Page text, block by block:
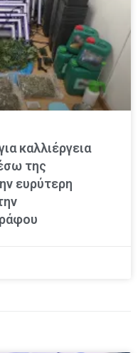
καλλιέργεια
της
ευρύτερη